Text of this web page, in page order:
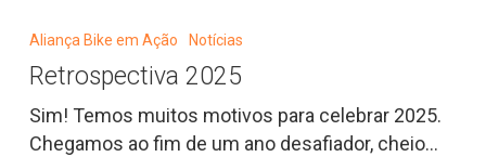
2025
Aliança Bike em Ação Notícias
Retrospectiva 2025
Sim! Temos muitos motivos para celebrar 2025.
Chegamos ao fim de um ano desafiador, cheio…